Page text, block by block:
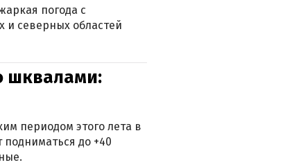
погода с
и северных областей
шквалами:
периодом этого лета в
до +40